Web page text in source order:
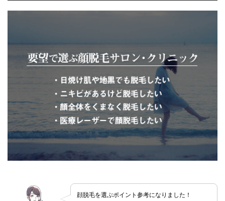
顔脱毛を選ぶポイント参考になりました！